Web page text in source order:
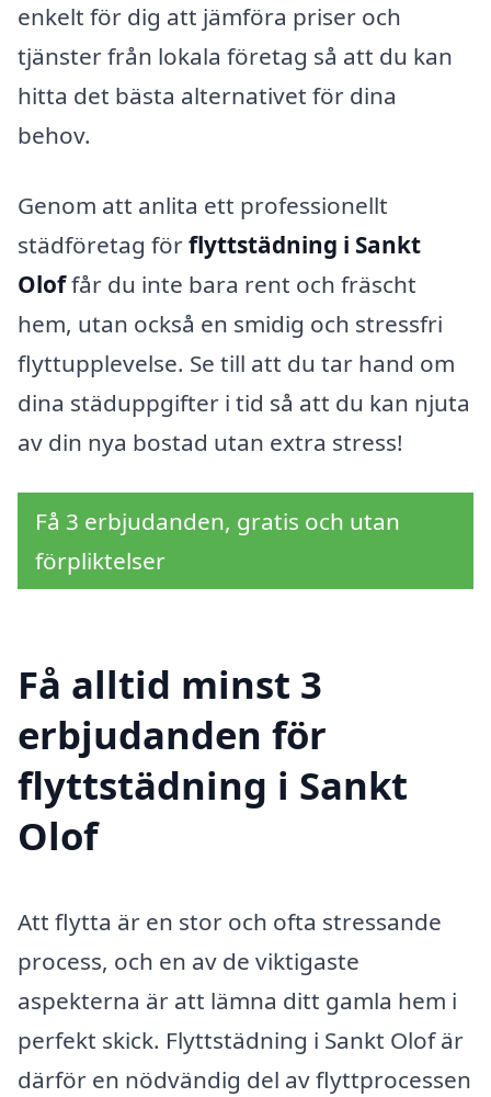
enkelt för dig att jämföra priser och
tjänster från lokala företag så att du kan
hitta det bästa alternativet för dina
behov.
Genom att anlita ett professionellt
städföretag förflyttstädning i Sankt
Oloffår du inte bara rent och fräscht
hem, utan också en smidig och stressfri
flyttupplevelse. Se till att du tar hand om
dina städuppgifter i tid så att du kan njuta
av din nya bostad utan extra stress!
Få 3 erbjudanden, gratis och utan
förpliktelser
Få alltid minst 3
erbjudanden för
flyttstädning i Sankt
Olof
Att flytta är en stor och ofta stressande
process, och en av de viktigaste
aspekterna är att lämna ditt gamla hem i
perfekt skick. Flyttstädning i Sankt Olof är
därför en nödvändig del av flyttprocessen